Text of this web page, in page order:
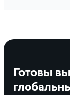
Готовы